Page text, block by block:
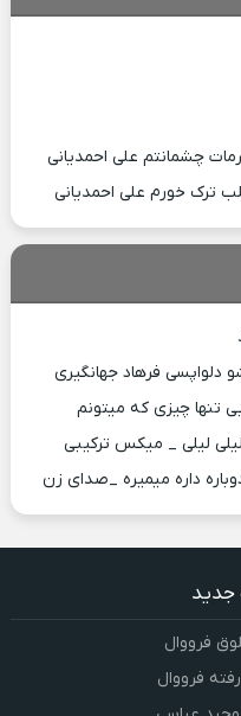
چشمانتم علی احمدیانی
ترک خورم علی احمدیانی
دلواپسی فرهاد جهانگیری
تنها چیزی که میتونم
لیلی _ میکس ترکیبی
داره میمیره _صدای زن
جدید
فرووال
فرووال